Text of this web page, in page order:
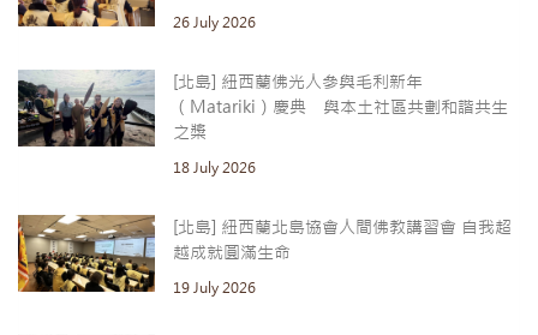
26 July 2026
[北島] 紐西蘭佛光人參與毛利新年
（Matariki）慶典 與本土社區共劃和諧共生
之槳
18 July 2026
[北島] 紐西蘭北島協會人間佛教講習會 自我超
越成就圓滿生命
19 July 2026